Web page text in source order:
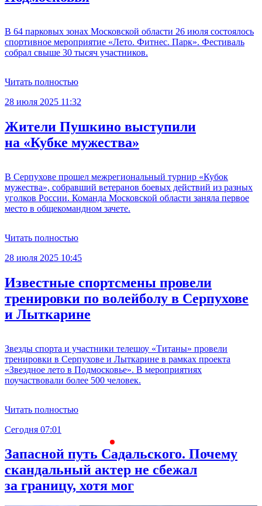
В 64 парковых зонах Московской области 26 июля состоялось
спортивное мероприятие «Лето. Фитнес. Парк». Фестиваль
собрал свыше 30 тысяч участников.
Читать полностью
28 июля 2025 11:32
Жители Пушкино выступили
на «Кубке мужества»
В Серпухове прошел межрегиональный турнир «Кубок
мужества», собравший ветеранов боевых действий из разных
уголков России. Команда Московской области заняла первое
место в общекомандном зачете.
Читать полностью
28 июля 2025 10:45
Известные спортсмены провели
тренировки по волейболу в Серпухове
и Лыткарине
Звезды спорта и участники телешоу «Титаны» провели
тренировки в Серпухове и Лыткарине в рамках проекта
«Звездное лето в Подмосковье». В мероприятиях
поучаствовали более 500 человек.
Читать полностью
Сегодня 07:01
Запасной путь Садальского. Почему
скандальный актер не сбежал
за границу, хотя мог